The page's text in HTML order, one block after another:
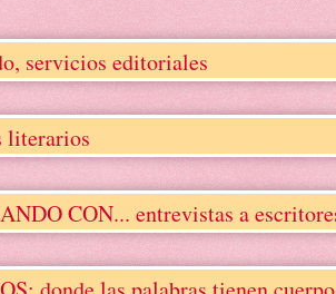
servicios editoriales
literarios
CON... entrevistas a